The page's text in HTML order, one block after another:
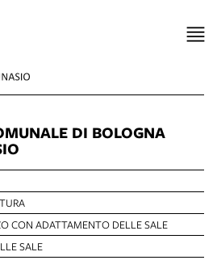
DI BOLOGNA
CON ADATTAMENTO DELLE SALE
SALE